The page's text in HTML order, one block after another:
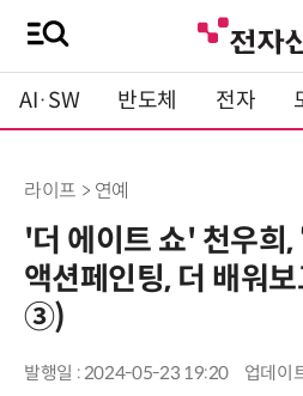
AI·SW 반도체 전자
라이프 > 연예
'더 에이트 쇼' 천우희,
액션페인팅, 더 배워
③)
발행일 : 2024-05-23 19:20 업데이